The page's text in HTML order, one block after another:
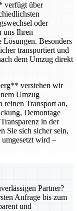
verfügt über
oder
uns Ihren
Lösungen. Besonders
transportiert und
dem Umzug direkt
verstehen wir
Umzug
reinen Transport an,
Demontage
in der
Sie sich sicher sein,
wird –
Partner?
Anfrage bis zum
und